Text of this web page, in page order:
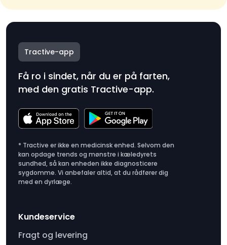
Tractive-app
Få ro i sindet, når du er på farten,
med den gratis Tractive-app.
* Tractive er ikke en medicinsk enhed. Selvom den
kan opdage trends og mønstre i kæledyrets
sundhed, så kan enheden ikke diagnosticere
sygdomme. Vi anbefaler altid, at du rådfører dig
med en dyrlæge.
Kundeservice
Fragt og levering